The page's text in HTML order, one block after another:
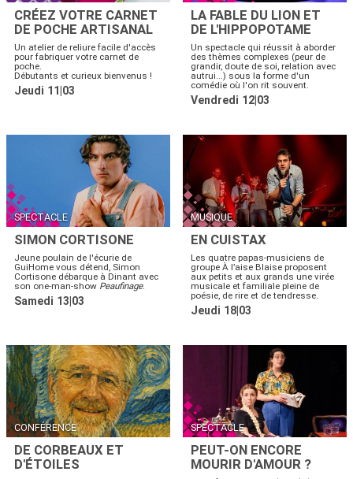
CRÉEZ VOTRE CARNET
DE POCHE ARTISANAL
Un atelier de reliure facile d'accès
pour fabriquer votre carnet de
poche.
Débutants et curieux bienvenus !
Jeudi 11|03
LA FABLE DU LION ET
DE L'HIPPOPOTAME
Un spectacle qui réussit à aborder
des thèmes complexes (peur de
grandir, doute de soi, relation avec
autrui...) sous la forme d'un
comédie où l'on rit souvent.
Vendredi 12|03
SPECTACLE
SIMON CORTISONE
Jeune poulain de l'écurie de
GuiHome vous détend, Simon
Cortisone débarque à Dinant avec
son one-man-show Peaufinage.
Samedi 13|03
MUSIQUE
EN CUISTAX
Les quatre papas-musiciens de
groupe À l’aise Blaise proposent
aux petits et aux grands une virée
musicale et familiale pleine de
poésie, de rire et de tendresse.
Jeudi 18|03
CONFÉRENCE
DE CORBEAUX ET
D'ÉTOILES
SPECTACLE
PEUT-ON ENCORE
MOURIR D'AMOUR ?